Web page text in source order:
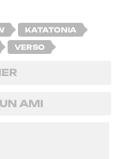
KATATONIA
VERSO
AMI